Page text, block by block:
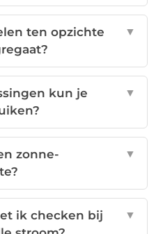
ten opzichte
▼
kun je
▼
zonne-
▼
ik checken bij
▼